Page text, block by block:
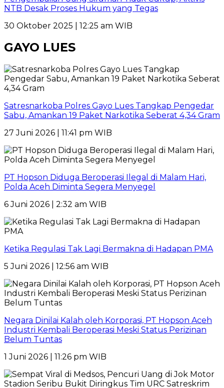
NTB Desak Proses Hukum yang Tegas
30 Oktober 2025 | 12:25 am WIB
GAYO LUES
Satresnarkoba Polres Gayo Lues Tangkap Pengedar
Sabu, Amankan 19 Paket Narkotika Seberat 4,34 Gram
27 Juni 2026 | 11:41 pm WIB
PT Hopson Diduga Beroperasi Ilegal di Malam Hari,
Polda Aceh Diminta Segera Menyegel
6 Juni 2026 | 2:32 am WIB
Ketika Regulasi Tak Lagi Bermakna di Hadapan PMA
5 Juni 2026 | 12:56 am WIB
Negara Dinilai Kalah oleh Korporasi, PT Hopson Aceh
Industri Kembali Beroperasi Meski Status Perizinan
Belum Tuntas
1 Juni 2026 | 11:26 pm WIB